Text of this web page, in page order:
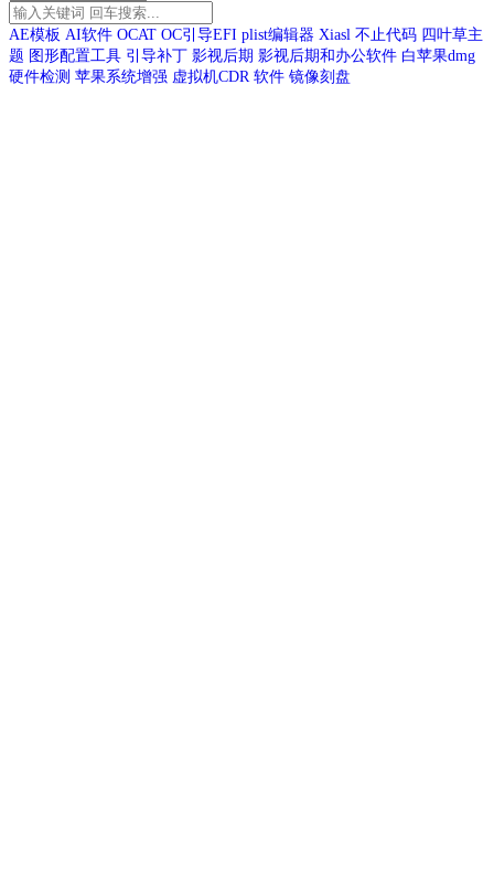
AE模板 AI软件 OCAT OC引导EFI plist编辑器 Xiasl 不止代码 四叶草主
题 图形配置工具 引导补丁 影视后期 影视后期和办公软件 白苹果dmg
硬件检测 苹果系统增强 虚拟机CDR 软件 镜像刻盘